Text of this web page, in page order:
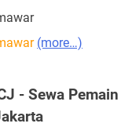
(more…)
- Sewa